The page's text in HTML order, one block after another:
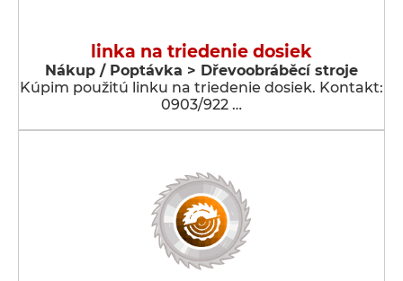
linka na triedenie dosiek
Nákup / Poptávka > Dřevoobráběcí stroje
Kúpim použitú linku na triedenie dosiek. Kontakt:
0903/922 …